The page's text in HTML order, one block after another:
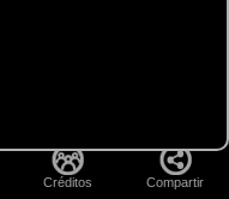
Créditos Compartir